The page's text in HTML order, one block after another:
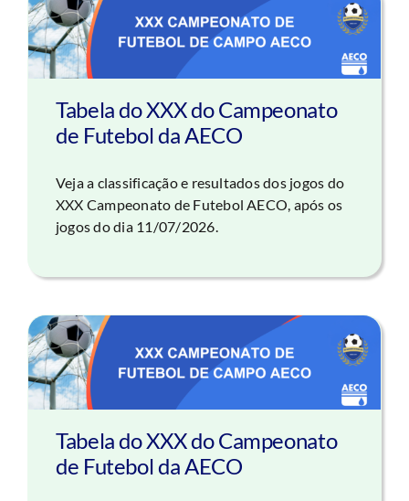
Tabela do XXX do Campeonato
de Futebol da AECO
Veja a classificação e resultados dos jogos do
XXX Campeonato de Futebol AECO, após os
jogos do dia 11/07/2026.
Tabela do XXX do Campeonato
de Futebol da AECO